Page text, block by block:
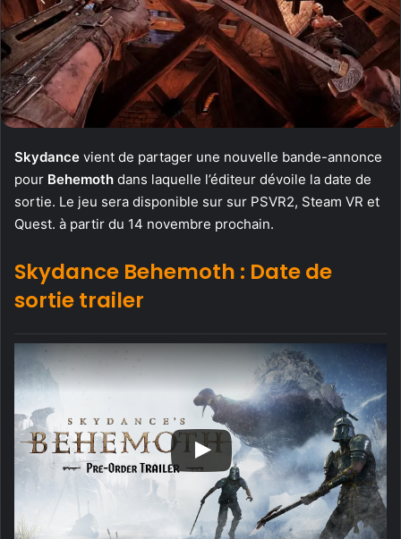
Skydance vient de partager une nouvelle bande-annonce
pour Behemoth dans laquelle l’éditeur dévoile la date de
sortie. Le jeu sera disponible sur sur PSVR2, Steam VR et
Quest. à partir du 14 novembre prochain.
Skydance Behemoth : Date de
sortie trailer